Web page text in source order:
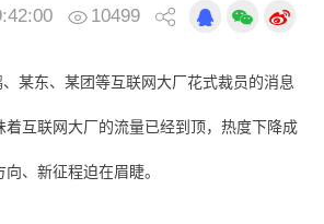
10499
某东、某团等互联网大厂花式裁员的消息
着互联网大厂的流量已经到顶，热度下降成
、新征程迫在眉睫。